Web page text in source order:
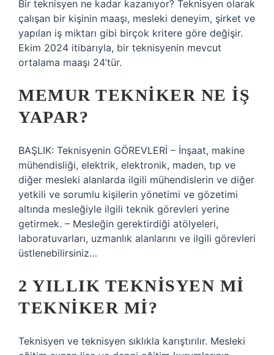
Bir teknisyen ne kadar kazanıyor? Teknisyen olarak
çalışan bir kişinin maaşı, mesleki deneyim, şirket ve
yapılan iş miktarı gibi birçok kritere göre değişir.
Ekim 2024 itibarıyla, bir teknisyenin mevcut
ortalama maaşı 24’tür.
MEMUR TEKNIKER NE IŞ
YAPAR?
BAŞLIK: Teknisyenin GÖREVLERİ – İnşaat, makine
mühendisliği, elektrik, elektronik, maden, tıp ve
diğer mesleki alanlarda ilgili mühendislerin ve diğer
yetkili ve sorumlu kişilerin yönetimi ve gözetimi
altında mesleğiyle ilgili teknik görevleri yerine
getirmek. – Mesleğin gerektirdiği atölyeleri,
laboratuvarları, uzmanlık alanlarını ve ilgili görevleri
üstlenebilirsiniz…
2 YILLIK TEKNISYEN MI
TEKNIKER MI?
Teknisyen ve teknisyen sıklıkla karıştırılır. Mesleki